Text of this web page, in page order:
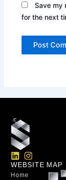
Save my
for the next
L
i
n
I
n
s
WEBSITE MAP
Home